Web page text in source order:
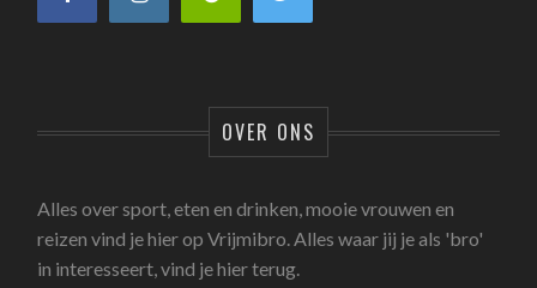
OVER ONS
Alles over sport, eten en drinken, mooie vrouwen en
reizen vind je hier op Vrijmibro. Alles waar jij je als 'bro'
in interesseert, vind je hier terug.